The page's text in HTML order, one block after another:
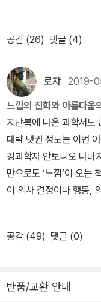
들이라면 다마지오가
매우 가치가 있다고 했다
자주 맞닥뜨리게 되는
어왔던 인습으로 인해 큰
찰해 볼 필요가 있는 것
차키스의 <그리스인 조
화자로 등장하는 '나'라
하는 사람이다. 화자는
진리를 찾으려고 하는
판단의 실수를 범하게 될
고, 반면 조르바는 이성
구하며 살았던 인물이
살았던 니체나 조르바
W. F. 헤겔 『정신현상
현상학』도 가지고 있지
하겠어요.​권혁재 『권혁
사)- 휴대폰으로 주로 사
V30으로만 찍었다네요.
이거 도움이 될는지-_-​피
법』(2008, 여름언덕)『
해 보이지만 단순히 에세이스
수이자 정신분석가세요
야 할 거 같아서 구입.​♧
사레스 - 눈의 위증 외
상문학의 선구자 중 하
만 내가 되는 걸까』
구매. 장자 색인이 있는
공감 (26) 댓글 (4)
로쟈 2019-
느낌의 진화와 아름다움
지난봄에 나온 과학서도
대략 댓권 정도는 이번
경과학자 안토니오 다
만으로도 ‘느낌‘이 오는
이 의사 결정이나 행동,
인간 문명의 발달에 이
생명 유지에 핵심적인 역
물의 놀라운 순서: 생명
주는 바, 생명과 문화는
공감 (49) 댓글 (0)
반품/교환 안내